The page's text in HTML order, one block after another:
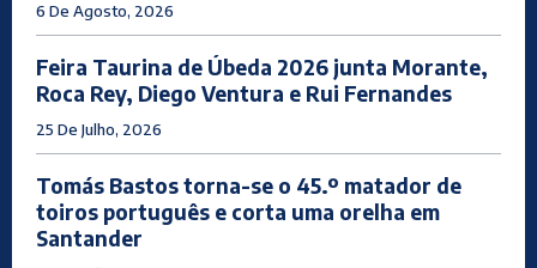
6 De Agosto, 2026
Feira Taurina de Úbeda 2026 junta Morante,
Roca Rey, Diego Ventura e Rui Fernandes
25 De Julho, 2026
Tomás Bastos torna-se o 45.º matador de
toiros português e corta uma orelha em
Santander